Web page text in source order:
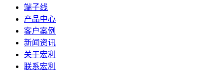
端子线
产品中心
客户案例
新闻资讯
关于宏利
联系宏利